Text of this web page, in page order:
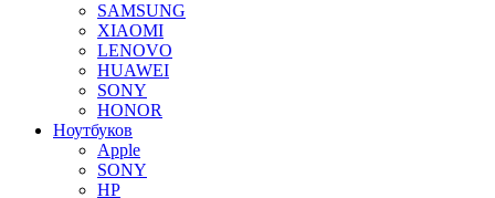
SAMSUNG
XIAOMI
LENOVO
HUAWEI
SONY
HONOR
Ноутбуков
Apple
SONY
HP